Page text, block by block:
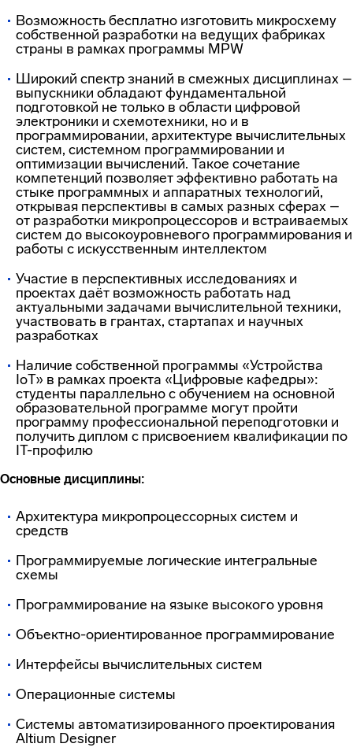
Возможность бесплатно изготовить микросхему
собственной разработки на ведущих фабриках
страны в рамках программы MPW
Широкий спектр знаний в смежных дисциплинах –
выпускники обладают фундаментальной
подготовкой не только в области цифровой
электроники и схемотехники, но и в
программировании, архитектуре вычислительных
систем, системном программировании и
оптимизации вычислений. Такое сочетание
компетенций позволяет эффективно работать на
стыке программных и аппаратных технологий,
открывая перспективы в самых разных сферах –
от разработки микропроцессоров и встраиваемых
систем до высокоуровневого программирования и
работы с искусственным интеллектом
Участие в перспективных исследованиях и
проектах даёт возможность работать над
актуальными задачами вычислительной техники,
участвовать в грантах, стартапах и научных
разработках
Наличие собственной программы «Устройства
IoT» в рамках проекта «Цифровые кафедры»:
студенты параллельно с обучением на основной
образовательной программе могут пройти
программу профессиональной переподготовки и
получить диплом с присвоением квалификации по
IT-профилю
Основные дисциплины:
Архитектура микропроцессорных систем и
средств
Программируемые логические интегральные
схемы
Программирование на языке высокого уровня
Объектно-ориентированное программирование
Интерфейсы вычислительных систем
Операционные системы
Системы автоматизированного проектирования
Altium Designer